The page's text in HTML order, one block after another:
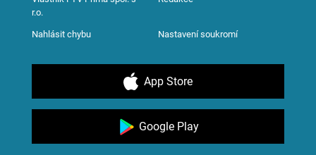
r.o.
Nahlásit chybu Nastavení soukromí
App Store
Google Play